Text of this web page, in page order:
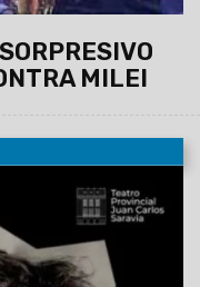
MILEI
20, la Camerata
en el marco de los
El mismo
Carlos Saravia”